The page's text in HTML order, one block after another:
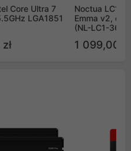
Core Ultra 7
LGA1851
Noctua LC1
Emma v2,
(NL-LC1-36)
1 099,00 zł